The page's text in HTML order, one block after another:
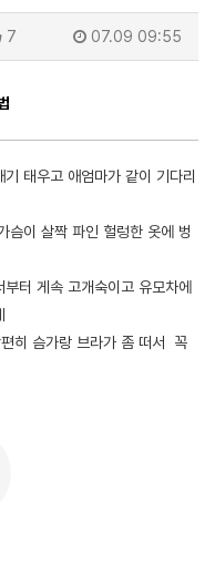
7 07.09 09:55
태우고 애엄마가 같이 기다리
슴이 살짝 파인 헐렁한 옷에 벙
터 게속 고개숙이고 유모차에
히 슴가랑 브라가 좀 떠서 꼭